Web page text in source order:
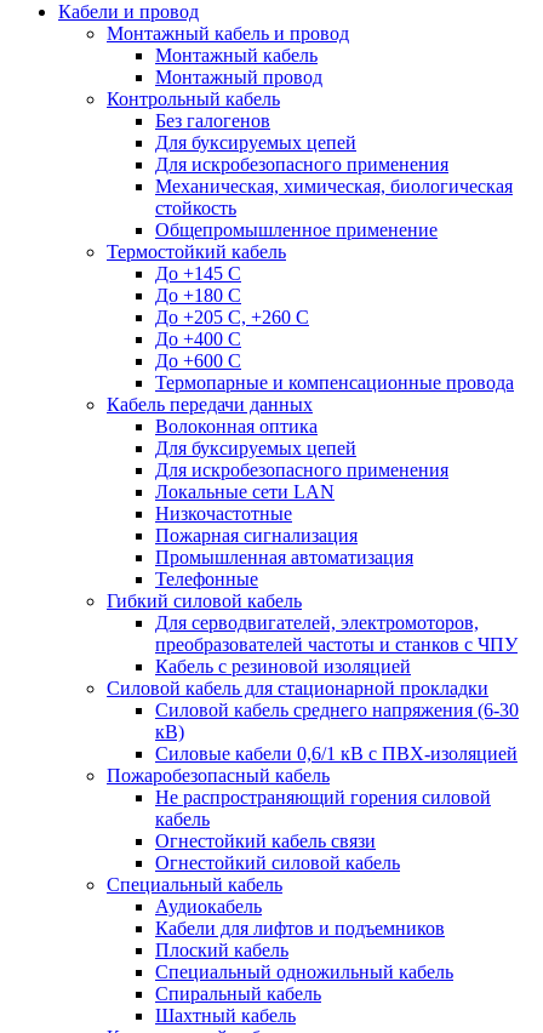
Кабели и провод
Монтажный кабель и провод
Монтажный кабель
Монтажный провод
Контрольный кабель
Без галогенов
Для буксируемых цепей
Для искробезопасного применения
Механическая, химическая, биологическая
стойкость
Общепромышленное применение
Термостойкий кабель
До +145 С
До +180 C
До +205 С, +260 С
До +400 C
До +600 С
Термопарные и компенсационные провода
Кабель передачи данных
Волоконная оптика
Для буксируемых цепей
Для искробезопасного применения
Локальные сети LAN
Низкочастотные
Пожарная сигнализация
Промышленная автоматизация
Телефонные
Гибкий силовой кабель
Для серводвигателей, электромоторов,
преобразователей частоты и станков с ЧПУ
Кабель с резиновой изоляцией
Силовой кабель для стационарной прокладки
Силовой кабель среднего напряжения (6-30
кВ)
Силовые кабели 0,6/1 кВ с ПВХ-изоляцией
Пожаробезопасный кабель
Не распространяющий горения силовой
кабель
Огнестойкий кабель связи
Огнестойкий силовой кабель
Специальный кабель
Аудиокабель
Кабели для лифтов и подъемников
Плоский кабель
Специальный одножильный кабель
Спиральный кабель
Шахтный кабель